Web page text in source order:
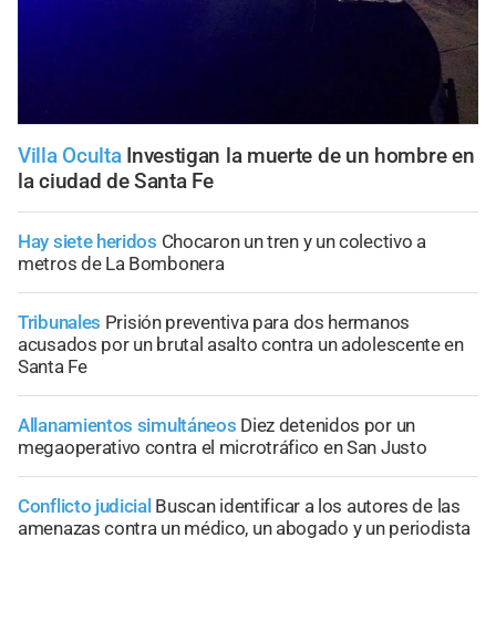
Villa Oculta Investigan la muerte de un hombre en
la ciudad de Santa Fe
Hay siete heridos Chocaron un tren y un colectivo a
metros de La Bombonera
Tribunales Prisión preventiva para dos hermanos
acusados por un brutal asalto contra un adolescente en
Santa Fe
Allanamientos simultáneos Diez detenidos por un
megaoperativo contra el microtráfico en San Justo
Conflicto judicial Buscan identificar a los autores de las
amenazas contra un médico, un abogado y un periodista